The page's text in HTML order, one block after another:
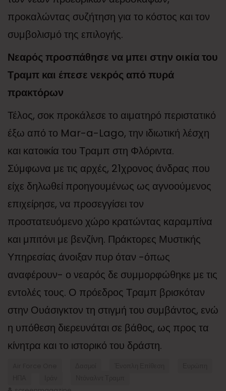
προκαλώντας συζήτηση για το κόστος και τον
συμβολισμό της επιλογής.
Νεαρός προσπάθησε να μπει στην οικία του
Τραμπ και έπεσε νεκρός από πυρά
πρακτόρων
Τέλος, σοκ προκάλεσε το αιματηρό περιστατικό
έξω από το Mar-a-Lago, την ιδιωτική λέσχη
και κατοικία του Τραμπ στη Φλόριντα.
Σύμφωνα με τις αρχές, 21χρονος άνδρας που
είχε δηλωθεί προηγουμένως ως αγνοούμενος
επιχείρησε, να προσεγγίσει τον
προστατευόμενο χώρο κρατώντας καραμπίνα
και μπιτόνι με βενζίνη. Πράκτορες Μυστικής
Υπηρεσίας άνοιξαν πυρ όταν -όπως
αναφέρουν- ο νεαρός δε συμμορφώθηκε με τις
εντολές τους. Ο πρόεδρος Τραμπ βρισκόταν
στην Ουάσιγκτον τη στιγμή του συμβάντος, ενώ
η υπόθεση διερευνάται σε βάθος, ως προς τα
κίνητρα και το ιστορικό του δράστη.